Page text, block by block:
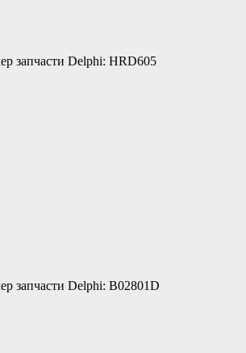
запчасти Delphi: HRD605
запчасти Delphi: B02801D